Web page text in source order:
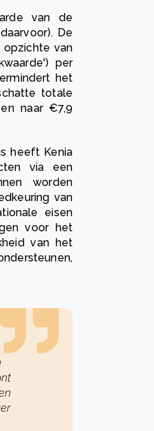
van de
De
opzichte van
per
het
totale
naar €7,9
heeft Kenia
via een
worden
van
eisen
voor het
van het